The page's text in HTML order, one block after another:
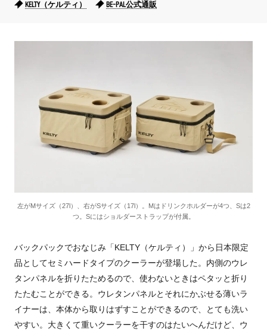
KELTY（ケルティ） BE-PAL公式通販
左がMサイズ（27l）、右がSサイズ（17l）。Mはドリンクホルダーが4つ、Sは2
つ。Sにはショルダーストラップが付属。
バックパックでおなじみ「KELTY（ケルティ）」から日本限定
品としてセミハードタイプのクーラーが登場した。内側のウレ
タンパネルを折りたためるので、使わないときはペタッと折り
たたむことができる。ウレタンパネルとそれにかぶせる薄いラ
イナーは、本体から取りはずすことができるので、とても洗い
やすい。大きくて重いクーラーを干すのはたいへんだけど、ウ